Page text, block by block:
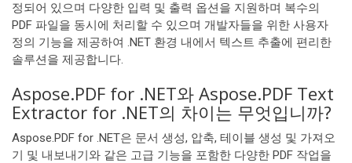
정되어 있으며 다양한 입력 및 출력 옵션을 지원하며 복수의
PDF 파일을 동시에 처리할 수 있으며 개발자들을 위한 사용자
정의 기능을 제공하여 .NET 환경 내에서 텍스트 추출에 편리한
솔루션을 제공합니다.
Aspose.PDF for .NET와 Aspose.PDF Text
Extractor for .NET의 차이는 무엇입니까?
Aspose.PDF for .NET은 문서 생성, 압축, 테이블 생성 및 가져오
기 및 내보내기와 같은 고급 기능을 포함한 다양한 PDF 작업을